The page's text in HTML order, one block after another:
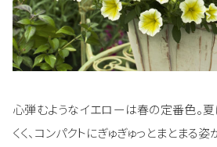
心弾むようなイエローは春の定番色。
くく、コンパクトにぎゅぎゅっとまとまる姿